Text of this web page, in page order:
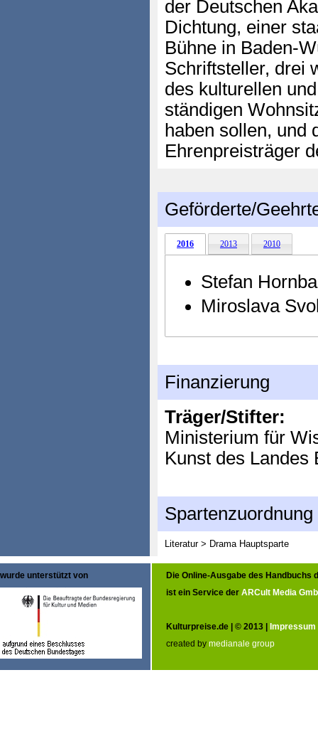
der Deutschen
Dichtung, einer
Bühne in Baden-
Schriftsteller, drei
des kulturellen
ständigen
haben sollen, und
Ehrenpreisträger
Geförderte/
2016 2013 2010
Stefan
Miroslava
Finanzierung
Träger/Stifter:
Ministerium für
Kunst des Landes
Spartenzuordnung
Literatur > Drama Hauptsparte
wurde unterstützt von
Die Online-Ausgabe des Handbuchs
ist ein Service der ARCult Media
Kulturpreise.de | © 2013 | Impressum
created by medianale group